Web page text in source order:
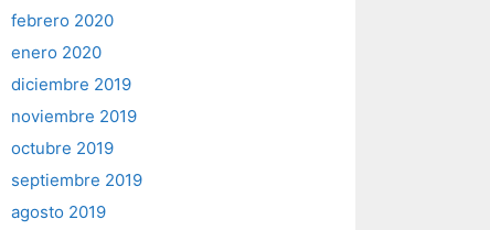
febrero 2020
enero 2020
diciembre 2019
noviembre 2019
octubre 2019
septiembre 2019
agosto 2019